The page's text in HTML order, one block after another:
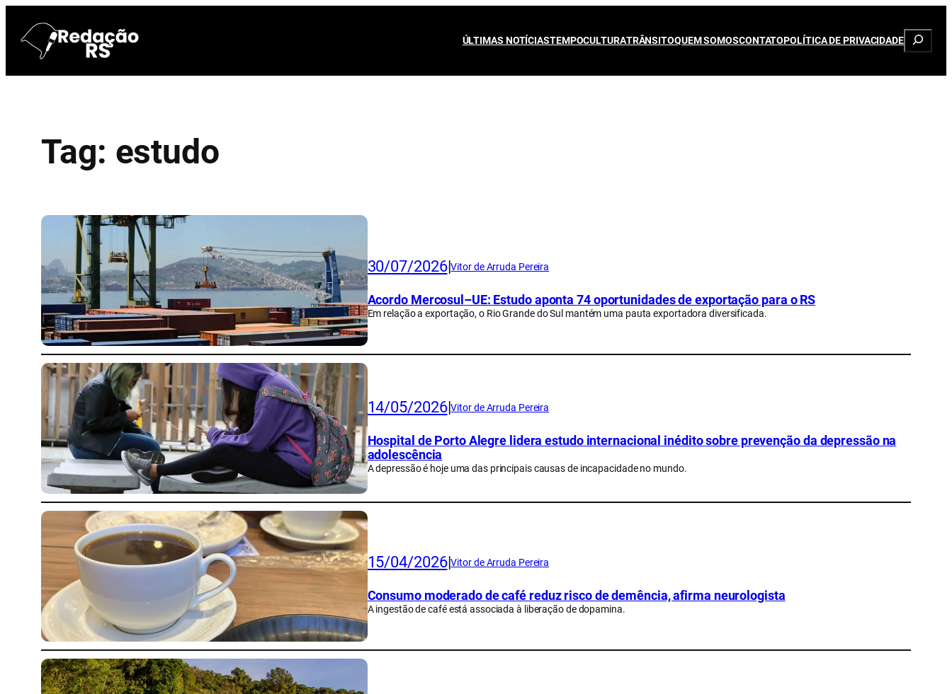
para
conteúdo
ÚLTIMAS NOTÍCIASTEMPOCULTURATRÂNSITOQUEM SOMOSCONTATOPOLÍTICA DE PRIVACIDADE
Tag: estudo
30/07/2026|Vitor de Arruda Pereira
Acordo Mercosul–UE: Estudo aponta 74 oportunidades de exportação para o RS
Em relação a exportação, o Rio Grande do Sul mantém uma pauta exportadora diversificada.
14/05/2026|Vitor de Arruda Pereira
Hospital de Porto Alegre lidera estudo internacional inédito sobre prevenção da depressão na
adolescência
A depressão é hoje uma das principais causas de incapacidade no mundo.
15/04/2026|Vitor de Arruda Pereira
Consumo moderado de café reduz risco de demência, afirma neurologista
A ingestão de café está associada à liberação de dopamina.